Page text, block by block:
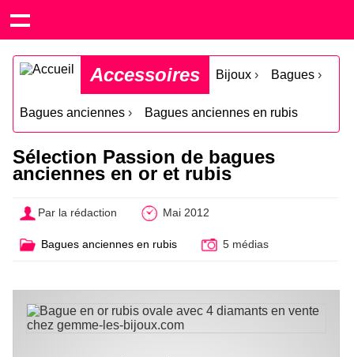
Accessoires Bijoux › Bagues ›
Bagues anciennes › Bagues anciennes en rubis
Sélection Passion de bagues
anciennes en or et rubis
Par la rédaction Mai 2012
Bagues anciennes en rubis 5 médias